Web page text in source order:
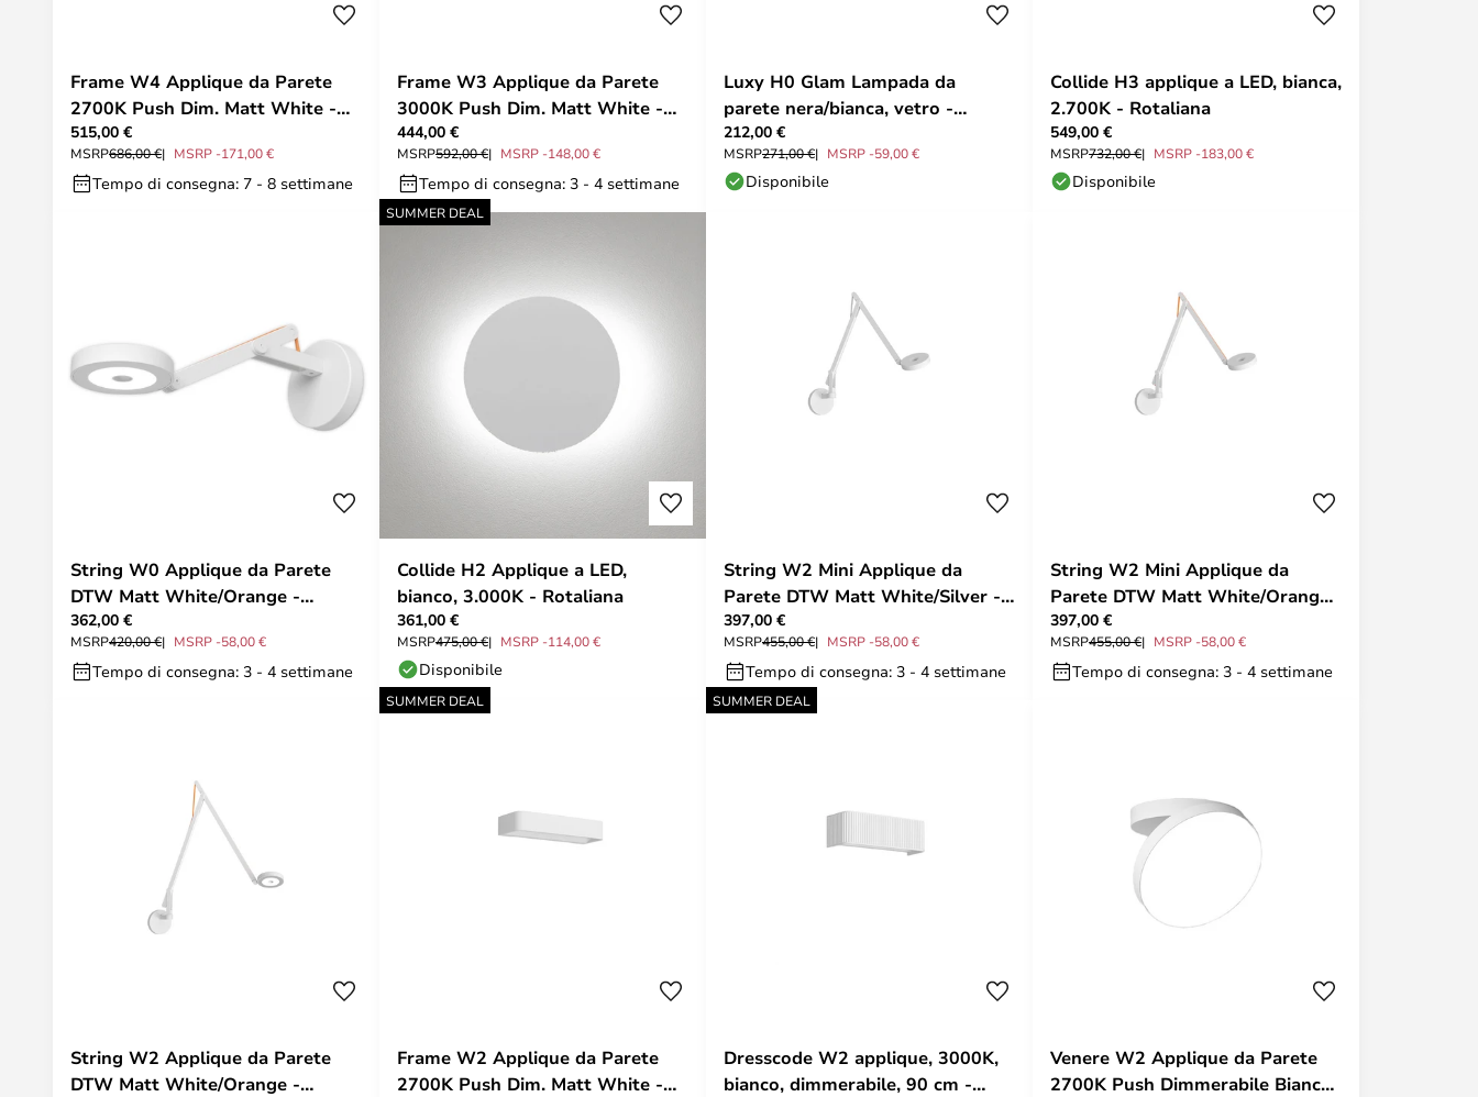
Frame W4 Applique da Parete
2700K Push Dim. Matt White -
Rotaliana
515,00 €
MSRP686,00 € MSRP -171,00 €
Tempo di consegna: 7 - 8 settimane
Frame W3 Applique da Parete
3000K Push Dim. Matt White -
Rotaliana
444,00 €
MSRP592,00 € MSRP -148,00 €
Tempo di consegna: 3 - 4 settimane
Luxy H0 Glam Lampada da
parete nera/bianca, vetro -
Rotaliana
212,00 €
MSRP271,00 € MSRP -59,00 €
Disponibile
Collide H3 applique a LED, bianca,
2.700K - Rotaliana
549,00 €
MSRP732,00 € MSRP -183,00 €
Disponibile
String W0 Applique da Parete
DTW Matt White/Orange -
Rotaliana
362,00 €
MSRP420,00 € MSRP -58,00 €
Tempo di consegna: 3 - 4 settimane
SUMMER DEAL
Collide H2 Applique a LED,
bianco, 3.000K - Rotaliana
361,00 €
MSRP475,00 € MSRP -114,00 €
Disponibile
String W2 Mini Applique da
Parete DTW Matt White/Silver -
Rotaliana
397,00 €
MSRP455,00 € MSRP -58,00 €
Tempo di consegna: 3 - 4 settimane
String W2 Mini Applique da
Parete DTW Matt White/Orange
- Rotaliana
397,00 €
MSRP455,00 € MSRP -58,00 €
Tempo di consegna: 3 - 4 settimane
String W2 Applique da Parete
DTW Matt White/Orange -
SUMMER DEAL
Frame W2 Applique da Parete
2700K Push Dim. Matt White -
SUMMER DEAL
Dresscode W2 applique, 3000K,
bianco, dimmerabile, 90 cm -
Venere W2 Applique da Parete
2700K Push Dimmerabile Bianco